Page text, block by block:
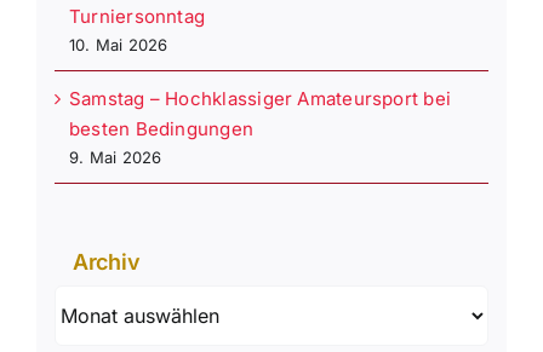
Turniersonntag
10. Mai 2026
Samstag – Hochklassiger Amateursport bei
besten Bedingungen
9. Mai 2026
Archiv